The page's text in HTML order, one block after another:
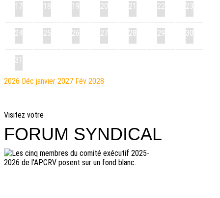
17 18 19 20 21 22 23
24 25 26 27 28 29 30
31
2026 Déc janvier 2027 Fév 2028
Visitez votre
FORUM SYNDICAL